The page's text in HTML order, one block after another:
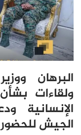
البرهان
ولقاءات
الإنسانية
الجيش للحضور